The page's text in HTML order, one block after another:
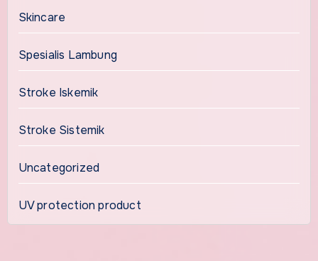
Skincare
Spesialis Lambung
Stroke Iskemik
Stroke Sistemik
Uncategorized
UV protection product